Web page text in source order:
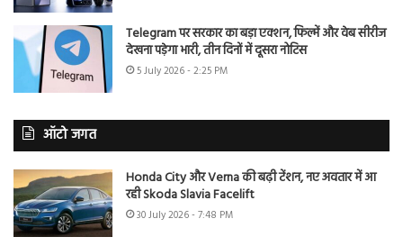
Telegram पर सरकार का बड़ा एक्शन, फिल्में और वेब सीरीज
देखना पड़ेगा भारी, तीन दिनों में दूसरा नोटिस
5 July 2026 - 2:25 PM
ऑटो जगत
Honda City और Verna की बढ़ी टेंशन, नए अवतार में आ
रही Skoda Slavia Facelift
30 July 2026 - 7:48 PM